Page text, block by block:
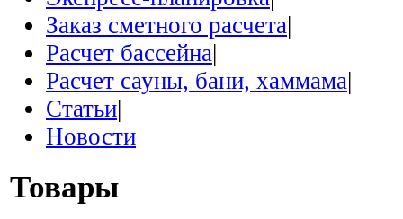
Заказ сметного расчета|
Расчет бассейна|
Расчет сауны, бани, хаммама|
Статьи|
Новости
Товары